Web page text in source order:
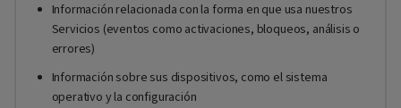
Información relacionada con la forma en que usa nuestros
Servicios (eventos como activaciones, bloqueos, análisis o
errores)
Información sobre sus dispositivos, como el sistema
operativo y la configuración